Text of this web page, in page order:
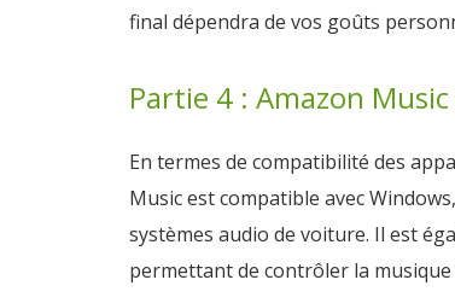
final dépendra de vos goûts
Partie 4 : Amazon
En termes de compatibilité des
Music est compatible avec
systèmes audio de voiture. Il est
permettant de contrôler la musique